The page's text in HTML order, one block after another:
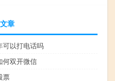
章
可以打电话吗
何双开微信
票